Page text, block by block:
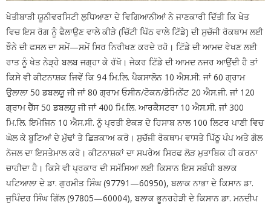
ਖੇਤੀਬਾੜੀ ਯੂਨੀਵਰਸਿਟੀ ਲੁਧਿਆਣਾ ਦੇ ਵਿਗਿਆਨੀਆਂ ਨੇ ਜਾਣਕਾਰੀ ਦਿੱਤੀ ਕਿ ਖੇਤ
ਵਿਚ ਇਸ ਰੋਗ ਨੂੰ ਫੈਲਾਉਣ ਵਾਲੇ ਕੀੜੇ (ਚਿੱਟੀ ਪਿੱਠ ਵਾਲੇ ਟਿੱਡੇ) ਦੀ ਸੁਚੱਜੀ ਰੋਕਥਾਮ ਲਈ
ਝੌਨੇ ਦੀ ਫਸਲ ਦਾ ਸਮੇਂ—ਸਮੇਂ ਸਿਰ ਨਿਰੀਖਣ ਕਰਦੇ ਰਹੋ। ਟਿੱਡੇ ਦੀ ਆਮਦ ਵੇਖਣ ਲਈ
ਰਾਤ ਨੂੰ ਖੇਤ ਨੇੜ੍ਹੇ ਬਲਬ ਜਗ੍ਹਾ ਕੇ ਰੱਖੋ। ਜੇਕਰ ਟਿੱਡੇ ਦੀ ਆਮਦ ਨਜਰ ਆਉਂਦੀ ਹੈ ਤਾਂ
ਕਿਸੇ ਵੀ ਕੀਟਨਾਸ਼ਕ ਜਿਵੇਂ ਕਿ 94 ਮਿ.ਲਿ. ਪੈਕਸਾਲੋਨ 10 ਐਸ.ਸੀ. ਜਾਂ 60 ਗ੍ਰਾਮ
ਉਲਾਲਾ 50 ਡਬਲਯੂ ਜੀ ਜਾਂ 80 ਗ੍ਰਾਮ ਓਸੀਨ/ਟੋਕਨ/ਡੋਮਿਨੇਂਟ 20 ਐਸ.ਜੀ. ਜਾਂ 120
ਗ੍ਰਾਮ ਚੈੱਸ 50 ਡਬਲਯੂ ਜੀ ਜਾਂ 400 ਮਿ.ਲਿ. ਆਰਕੈਸਟਰਾ 10 ਐਸ.ਸੀ. ਜਾਂ 300
ਮਿ.ਲਿ. ਇਮੇਜਿਨ 10 ਐਸ.ਸੀ. ਨੂੰ ਪ੍ਰਤੀ ਏਕੜ ਦੇ ਹਿਸਾਬ ਨਾਲ 100 ਲਿਟਰ ਪਾਣੀ ਵਿਚ
ਘੋਲ ਕੇ ਬੂਟਿਆਂ ਦੇ ਮੁੱਢਾਂ ਤੇ ਛਿੜਕਾਅ ਕਰੋ। ਸੁਚੱਜੀ ਰੋਕਥਾਮ ਵਾਸਤੇ ਪਿੱਠੂ ਪੰਪ ਅਤੇ ਗੋਲ
ਨੋਜਲ ਦਾ ਇਸਤੇਮਾਲ ਕਰੋ। ਕੀਟਨਾਸ਼ਕਾਂ ਦਾ ਸਪਰੇਅ ਸਿਰਫ ਲੋੜ ਮੁਤਾਬਿਕ ਹੀ ਕਰਨਾ
ਚਾਹੀਦਾ ਹੈ। ਕਿਸੇ ਵੀ ਪ੍ਰਕਾਰ ਦੀ ਸਮੱਸਿਆ ਲਈ ਕਿਸਾਨ ਇਸ ਸਬੰਧੀ ਬਲਾਕ
ਪਟਿਆਲਾ ਦੇ ਡਾ. ਗੁਰਮੀਤ ਸਿੰਘ (97791—60950), ਬਲਾਕ ਨਾਭਾ ਦੇ ਕਿਸਾਨ ਡਾ.
ਜੁਪਿੰਦਰ ਸਿੰਘ ਗਿੱਲ (97805—60004), ਬਲਾਕ ਭੂਨਰਹੇੜੀ ਦੇ ਕਿਸਾਨ ਡਾ. ਮਨਦੀਪ